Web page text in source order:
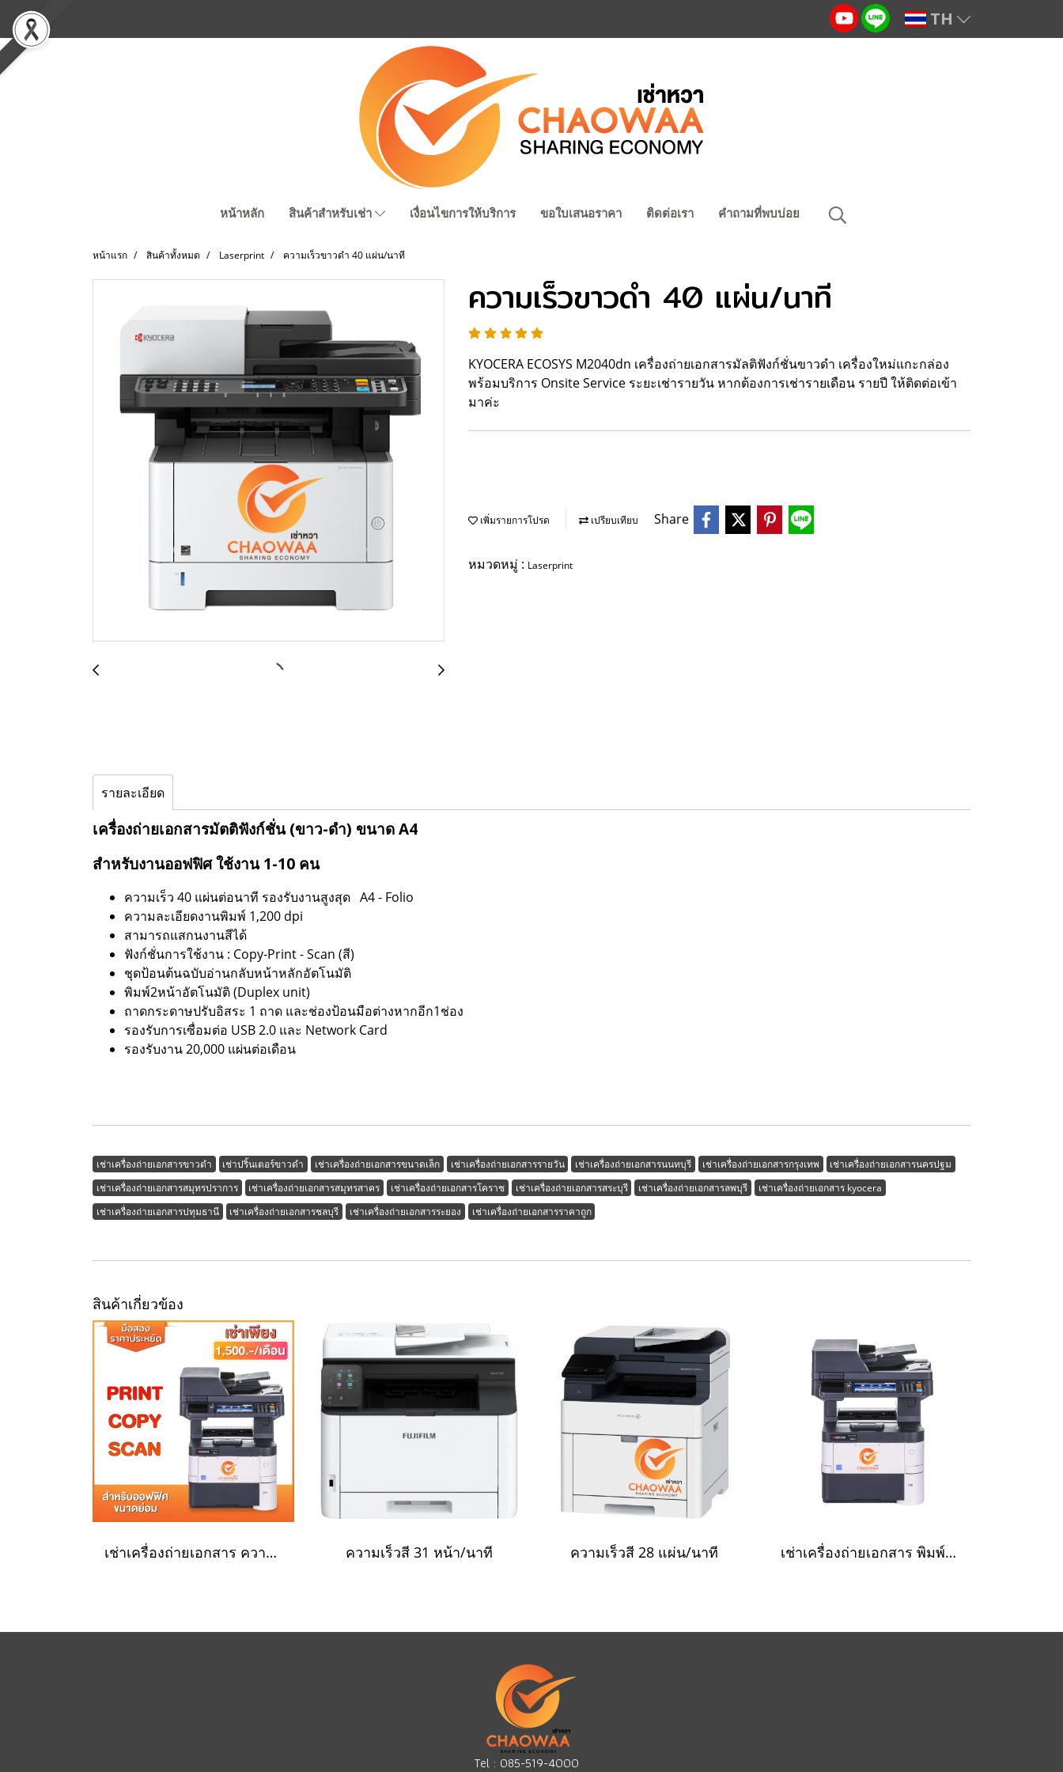
TH
หน้าหลัก สินค้าสำหรับเช่า เงื่อนไขการให้บริการ ขอใบเสนอราคา ติดต่อเรา คำถามที่พบบ่อย
หน้าแรก สินค้าทั้งหมด Laserprint ความเร็วขาวดำ 40 แผ่น/นาที
ความเร็วขาวดำ 40 แผ่น/นาที
KYOCERA ECOSYS M2040dn เครื่องถ่ายเอกสารมัลติฟังก์ชั่นขาวดำ เครื่องใหม่แกะกล่อง
พร้อมบริการ Onsite Service ระยะเช่ารายวัน หากต้องการเช่ารายเดือน รายปี ให้ติดต่อเข้า
มาค่ะ
เพิ่มรายการโปรด เปรียบเทียบ Share
หมวดหมู่ : Laserprint
รายละเอียด
เครื่องถ่ายเอกสารมัตติฟังก์ชั่น (ขาว-ดำ) ขนาด A4
สำหรับงานออฟฟิศ ใช้งาน 1-10 คน
ความเร็ว 40 แผ่นต่อนาที รองรับงานสูงสุด A4 - Folio
ความละเอียดงานพิมพ์ 1,200 dpi
สามารถแสกนงานสีได้
ฟังก์ชั่นการใช้งาน : Copy-Print - Scan (สี)
ชุดป้อนต้นฉบับอ่านกลับหน้าหลักอัตโนมัติ
พิมพ์2หน้าอัตโนมัติ (Duplex unit)
ถาดกระดาษปรับอิสระ 1 ถาด และช่องป้อนมือต่างหากอีก1ช่อง
รองรับการเซื่อมต่อ USB 2.0 และ Network Card
รองรับงาน 20,000 แผ่นต่อเดือน
เช่าเครื่องถ่ายเอกสารขาวดำ เช่าปริ้นเตอร์ขาวดำ เช่าเครื่องถ่ายเอกสารขนาดเล็ก เช่าเครื่องถ่ายเอกสารรายวัน เช่าเครื่องถ่ายเอกสารนนทบุรี เช่าเครื่องถ่ายเอกสารกรุงเทพ
เช่าเครื่องถ่ายเอกสารนครปฐม
เช่าเครื่องถ่ายเอกสารสมุทรปราการ
เช่าเครื่องถ่ายเอกสารสมุทรสาคร เช่าเครื่องถ่ายเอกสารโคราช เช่าเครื่องถ่ายเอกสารสระบุรี เช่าเครื่องถ่ายเอกสารลพบุรี
เช่าเครื่องถ่ายเอกสาร kyocera
เช่าเครื่องถ่ายเอกสารปทุมธานี
เช่าเครื่องถ่ายเอกสารชลบุรี เช่าเครื่องถ่ายเอกสารระยอง เช่าเครื่องถ่ายเอกสารราคาถูก
สินค้าเกี่ยวข้อง
เช่าเครื่องถ่ายเอกสาร ความเร็วขาวดำ 40 หน้า/นาที ความเร็วสี 31 หน้า/นาที ความเร็วสี 28 แผ่น/นาที เช่าเครื่องถ่ายเอกสาร พิมพ์ขาวดำ 40 หน้า/นาที
Tel : 085-519-4000